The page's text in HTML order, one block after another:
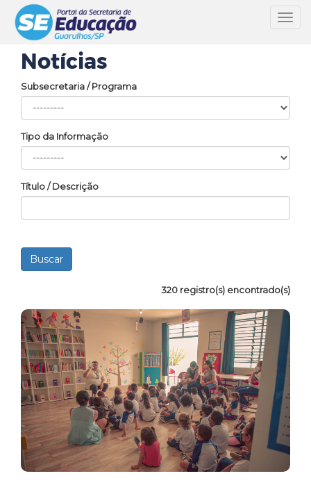
Notícias
Subsecretaria / Programa
Tipo da Informação
Título / Descrição
320 registro(s) encontrado(s)